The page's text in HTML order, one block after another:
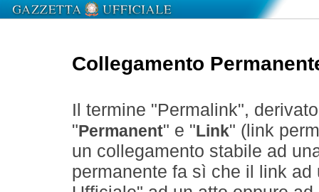
Collegamento
Il termine "Permalink",
" Permanent" e " Link" (link
un collegamento stabile ad
permanente fa sì che il link